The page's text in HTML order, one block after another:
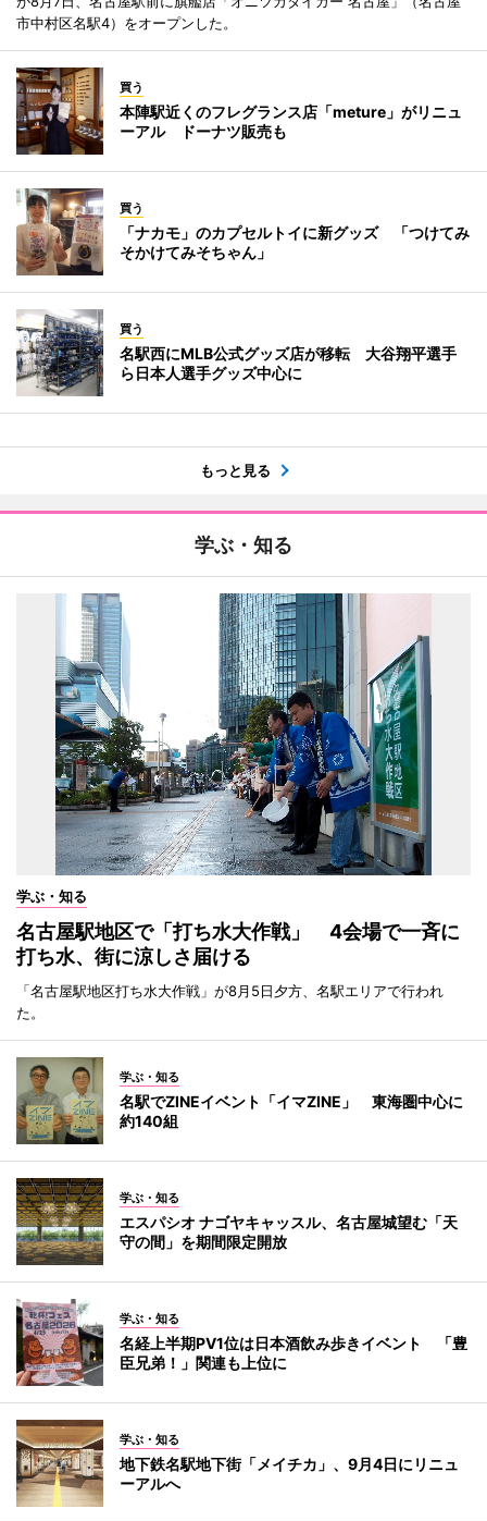
市中村区名駅4）をオープンした。
買う
本陣駅近くのフレグランス店「meture」がリニュ
ーアル ドーナツ販売も
買う
「ナカモ」のカプセルトイに新グッズ 「つけてみ
そかけてみそちゃん」
買う
名駅西にMLB公式グッズ店が移転 大谷翔平選手
ら日本人選手グッズ中心に
もっと見る
学ぶ・知る
学ぶ・知る
名古屋駅地区で「打ち水大作戦」 4会場で一斉に
打ち水、街に涼しさ届ける
「名古屋駅地区打ち水大作戦」が8月5日夕方、名駅エリアで行われ
た。
学ぶ・知る
名駅でZINEイベント「イマZINE」 東海圏中心に
約140組
学ぶ・知る
エスパシオ ナゴヤキャッスル、名古屋城望む「天
守の間」を期間限定開放
学ぶ・知る
名経上半期PV1位は日本酒飲み歩きイベント 「豊
臣兄弟！」関連も上位に
学ぶ・知る
地下鉄名駅地下街「メイチカ」、9月4日にリニュ
ーアルへ